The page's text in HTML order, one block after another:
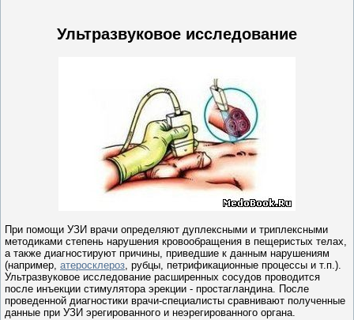
Ультразвуковое исследование
При помощи УЗИ врачи определяют дуплексными и триплексными
методиками степень нарушения кровообращения в пещеристых телах,
а также диагностируют причины, приведшие к данным нарушениям
(например, атеросклероз, рубцы, петрификационные процессы и т.п.).
Ультразвуковое исследование расширенных сосудов проводится
после инъекции стимулятора эрекции - простагландина. После
проведенной диагностики врачи-специалисты сравнивают полученные
данные при УЗИ эрегированного и неэрегированного органа.